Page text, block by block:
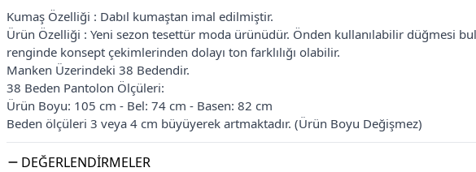
Kumaş Özelliği : Dabıl kumaştan imal edilmiştir.
Ürün Özelliği : Yeni sezon tesettür moda ürünüdür. Önden kullanılabilir düğmesi
renginde konsept çekimlerinden dolayı ton farklılığı olabilir.
Manken Üzerindeki 38 Bedendir.
38 Beden Pantolon Ölçüleri:
Ürün Boyu: 105 cm - Bel: 74 cm - Basen: 82 cm
Beden ölçüleri 3 veya 4 cm büyüyerek artmaktadır. (Ürün Boyu Değişmez)
DEĞERLENDIRMELER